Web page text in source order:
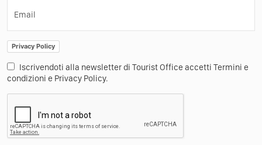
Email
Privacy Policy
Iscrivendoti alla newsletter di Tourist Office accetti Termini e
condizioni e Privacy Policy.